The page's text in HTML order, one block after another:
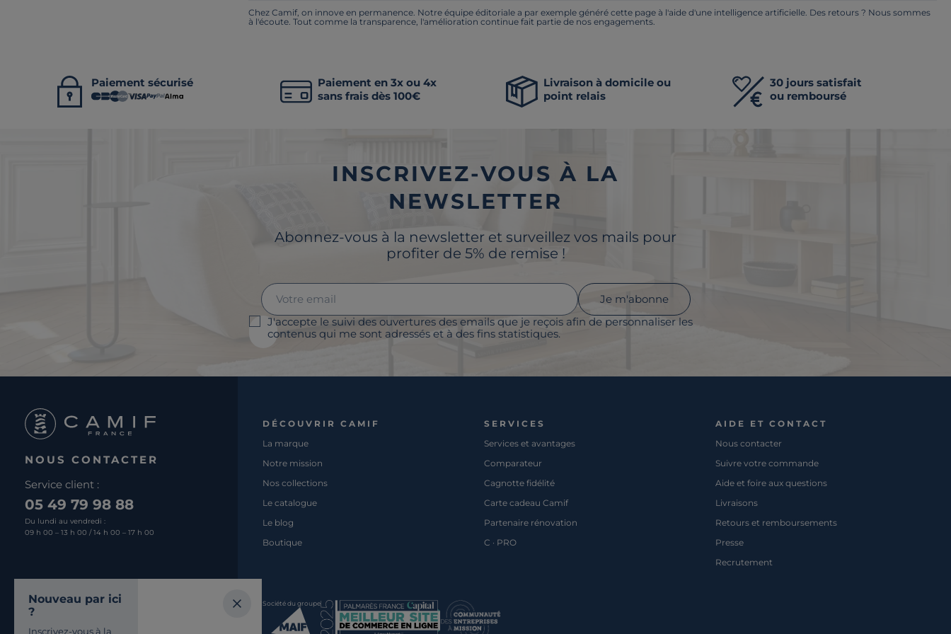
Chez Camif, on innove en permanence. Notre équipe éditoriale a par exemple généré cette page à l'aide d'une intelligence artificielle. Des retours ? Nous sommes
à l'écoute. Tout comme la transparence, l'amélioration continue fait partie de nos engagements.
Paiement sécurisé
Paiement en 3x ou 4x
sans frais dès 100€
Livraison à domicile ou
point relais
30 jours satisfait
ou remboursé
INSCRIVEZ-VOUS À LA
NEWSLETTER
Abonnez-vous à la newsletter et surveillez vos mails pour
profiter de 5% de remise !
J'accepte le suivi des ouvertures des emails que je reçois afin de personnaliser les
contenus qui me sont adressés et à des fins statistiques.
Je m'abonne
NOUS CONTACTER
Service client :
05 49 79 98 88
Du lundi au vendredi :
09 h 00 – 13 h 00 / 14 h 00 – 17 h 00
DÉCOUVRIR CAMIF
La marque
Notre mission
Nos collections
Le catalogue
Le blog
Boutique
SERVICES
Services et avantages
Comparateur
Cagnotte fidélité
Carte cadeau Camif
Partenaire rénovation
C · PRO
AIDE ET CONTACT
Nous contacter
Suivre votre commande
Aide et foire aux questions
Livraisons
Retours et remboursements
Presse
Recrutement
Société du groupe
Nouveau par ici
?
Inscrivez-vous à la